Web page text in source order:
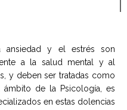
ansiedad y el estrés son
a la salud mental y al
y deben ser tratadas como
de la Psicología, es
en estas dolencias